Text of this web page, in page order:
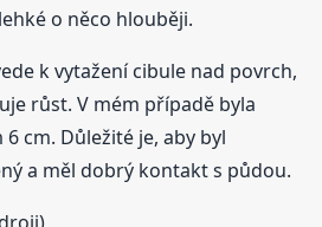
o něco hlouběji.
k vytažení cibule nad povrch,
růst. V mém případě byla
cm. Důležité je, aby byl
a měl dobrý kontakt s půdou.